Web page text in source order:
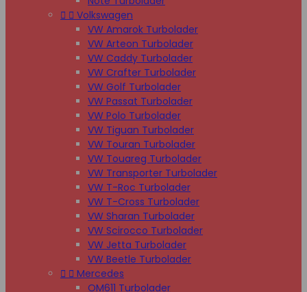
  Volkswagen
VW Amarok Turbolader
VW Arteon Turbolader
VW Caddy Turbolader
VW Crafter Turbolader
VW Golf Turbolader
VW Passat Turbolader
VW Polo Turbolader
VW Tiguan Turbolader
VW Touran Turbolader
VW Touareg Turbolader
VW Transporter Turbolader
VW T-Roc Turbolader
VW T-Cross Turbolader
VW Sharan Turbolader
VW Scirocco Turbolader
VW Jetta Turbolader
VW Beetle Turbolader
  Mercedes
OM611 Turbolader